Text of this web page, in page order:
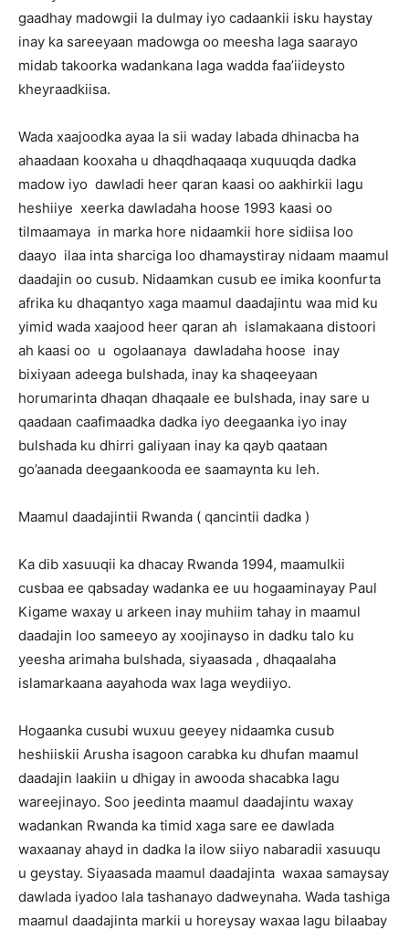
gaadhay madowgii la dulmay iyo cadaankii isku haystay
inay ka sareeyaan madowga oo meesha laga saarayo
midab takoorka wadankana laga wadda faa’iideysto
kheyraadkiisa.
Wada xaajoodka ayaa la sii waday labada dhinacba ha
ahaadaan kooxaha u dhaqdhaqaaqa xuquuqda dadka
madow iyo dawladi heer qaran kaasi oo aakhirkii lagu
heshiiye xeerka dawladaha hoose 1993 kaasi oo
tilmaamaya in marka hore nidaamkii hore sidiisa loo
daayo ilaa inta sharciga loo dhamaystiray nidaam maamul
daadajin oo cusub. Nidaamkan cusub ee imika koonfurta
afrika ku dhaqantyo xaga maamul daadajintu waa mid ku
yimid wada xaajood heer qaran ah islamakaana distoori
ah kaasi oo u ogolaanaya dawladaha hoose inay
bixiyaan adeega bulshada, inay ka shaqeeyaan
horumarinta dhaqan dhaqaale ee bulshada, inay sare u
qaadaan caafimaadka dadka iyo deegaanka iyo inay
bulshada ku dhirri galiyaan inay ka qayb qaataan
go’aanada deegaankooda ee saamaynta ku leh.
Maamul daadajintii Rwanda ( qancintii dadka )
Ka dib xasuuqii ka dhacay Rwanda 1994, maamulkii
cusbaa ee qabsaday wadanka ee uu hogaaminayay Paul
Kigame waxay u arkeen inay muhiim tahay in maamul
daadajin loo sameeyo ay xoojinayso in dadku talo ku
yeesha arimaha bulshada, siyaasada , dhaqaalaha
islamarkaana aayahoda wax laga weydiiyo.
Hogaanka cusubi wuxuu geeyey nidaamka cusub
heshiiskii Arusha isagoon carabka ku dhufan maamul
daadajin laakiin u dhigay in awooda shacabka lagu
wareejinayo. Soo jeedinta maamul daadajintu waxay
wadankan Rwanda ka timid xaga sare ee dawlada
waxaanay ahayd in dadka la ilow siiyo nabaradii xasuuqu
u geystay. Siyaasada maamul daadajinta waxaa samaysay
dawlada iyadoo lala tashanayo dadweynaha. Wada tashiga
maamul daadajinta markii u horeysay waxaa lagu bilaabay